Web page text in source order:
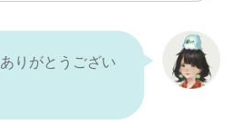
りがとうござい